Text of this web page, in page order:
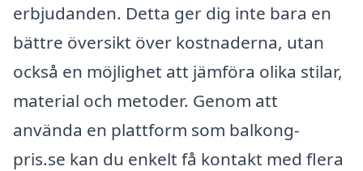
erbjudanden. Detta ger dig inte bara en
bättre översikt över kostnaderna, utan
också en möjlighet att jämföra olika stilar,
material och metoder. Genom att
använda en plattform som balkong-
pris.se kan du enkelt få kontakt med flera